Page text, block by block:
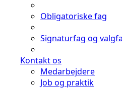
Obligatoriske fag
Signaturfag og
Kontakt os
Medarbejdere
Job og praktik